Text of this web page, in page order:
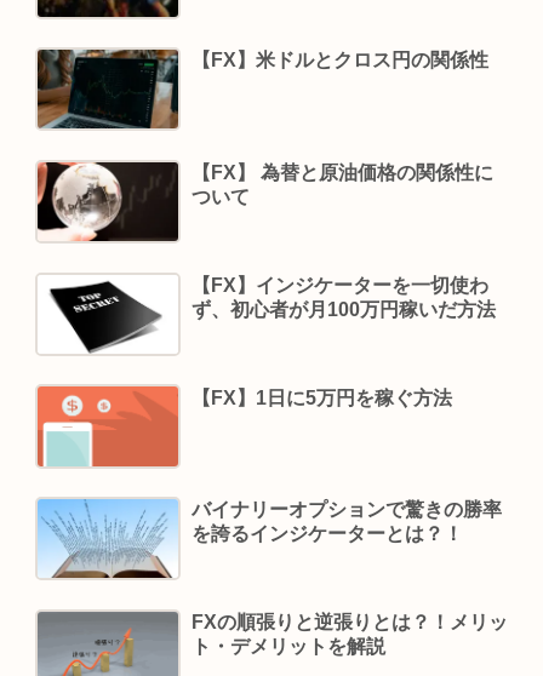
【FX】米ドルとクロス円の関係性
【FX】 為替と原油価格の関係性に
ついて
【FX】インジケーターを一切使わ
ず、初心者が月100万円稼いだ方法
【FX】1日に5万円を稼ぐ方法
バイナリーオプションで驚きの勝率
を誇るインジケーターとは？！
FXの順張りと逆張りとは？！メリッ
ト・デメリットを解説